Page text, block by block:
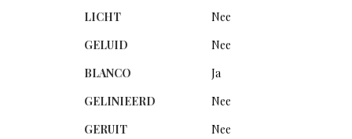
LICHT
Nee
GELUID
Nee
BLANCO
Ja
GELINIEERD
Nee
GERUIT
Nee